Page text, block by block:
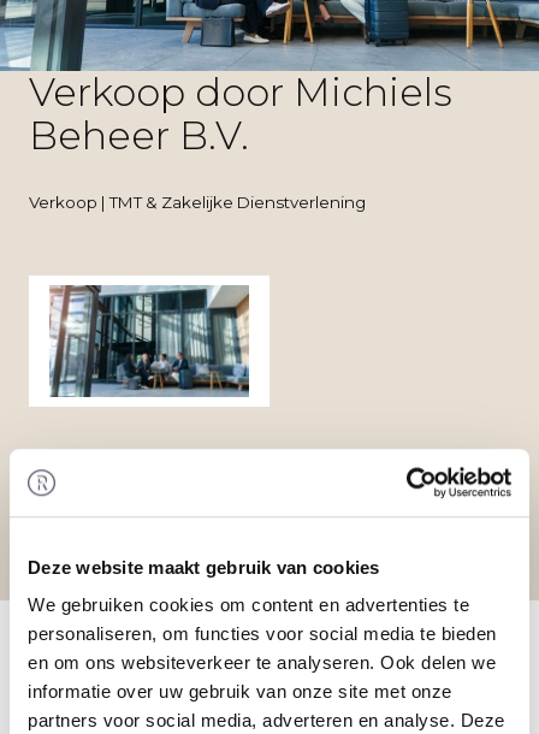
Deze website maakt gebruik van cookies
We gebruiken cookies om content en advertenties te
personaliseren, om functies voor social media te bieden
en om ons websiteverkeer te analyseren. Ook delen we
informatie over uw gebruik van onze site met onze
partners voor social media, adverteren en analyse. Deze
Verkoop door Michiels
Beheer B.V.
Verkoop | TMT & Zakelijke Dienstverlening
Home/Transacties/ Verkoop door Michiels
Beheer B.V.
Hans Verhoeven heeft via een management buy-